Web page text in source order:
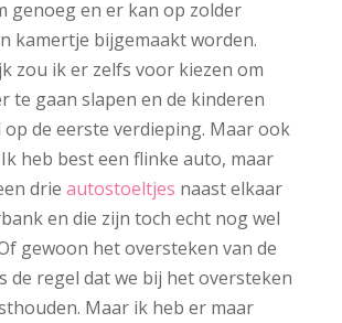
genoeg en er kan op zolder
kamertje bijgemaakt worden.
zou ik er zelfs voor kiezen om
te gaan slapen en de kinderen
op de eerste verdieping. Maar ook
heb best een flinke auto, maar
drie autostoeltjes naast elkaar
en die zijn toch echt nog wel
gewoon het oversteken van de
de regel dat we bij het oversteken
Maar ik heb er maar